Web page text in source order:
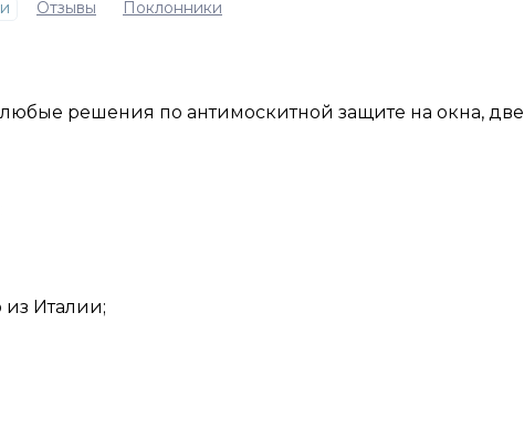
Отзывы Поклонники
любые решения по антимоскитной защите на окна,
Италии;